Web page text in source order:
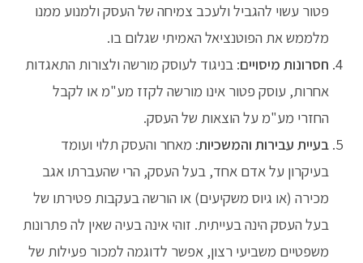
פטור עשוי להגביל ולעכב צמיחה של העסק ולמנוע ממנו
מלממש את הפוטנציאל האמיתי שגלום בו.
חסרונות מיסויים: בניגוד לעוסק מורשה ולצורות התאגדות
אחרות, עוסק פטור אינו מורשה לקזז מע"מ או לקבל
החזרי מע"מ על הוצאות של העסק.
בעיית עבירות והמשכיות: מאחר והעסק תלוי ועומד
בעיקרון על אדם אחד, בעל העסק, הרי שהעברתו אגב
מכירה (או גיוס משקיעים) או הורשה בעקבות פטירתו של
בעל העסק הינה בעייתית. זוהי אינה בעיה שאין לה פתרונות
משפטיים משביעי רצון, אפשר לדוגמה למכור פעילות של